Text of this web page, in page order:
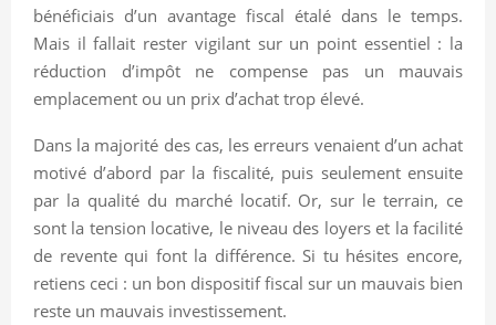
bénéficiais d’un avantage fiscal étalé dans le temps.
Mais il fallait rester vigilant sur un point essentiel : la
réduction d’impôt ne compense pas un mauvais
emplacement ou un prix d’achat trop élevé.
Dans la majorité des cas, les erreurs venaient d’un achat
motivé d’abord par la fiscalité, puis seulement ensuite
par la qualité du marché locatif. Or, sur le terrain, ce
sont la tension locative, le niveau des loyers et la facilité
de revente qui font la différence. Si tu hésites encore,
retiens ceci : un bon dispositif fiscal sur un mauvais bien
reste un mauvais investissement.